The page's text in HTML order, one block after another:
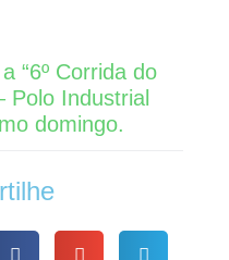
“6º Corrida do
Polo Industrial
domingo.